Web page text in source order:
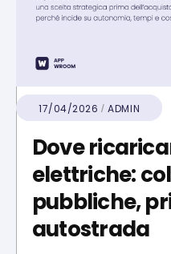
17/04/2026 ADMIN
Dove
elettriche:
pubbliche,
autostrada